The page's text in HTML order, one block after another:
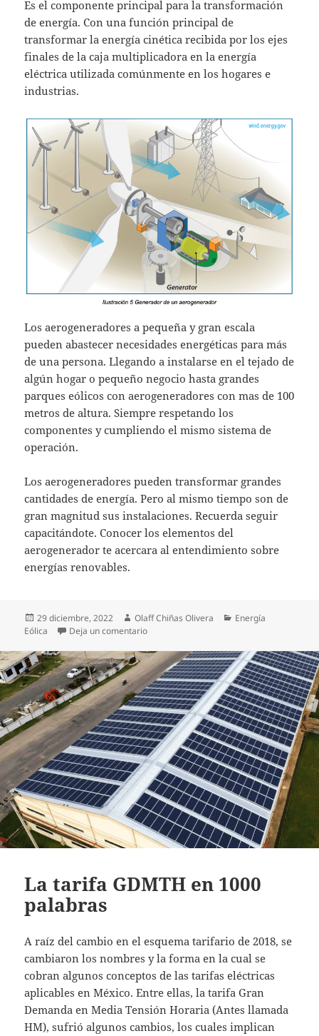
Es el componente principal para la transformación
de energía. Con una función principal de
transformar la energía cinética recibida por los ejes
finales de la caja multiplicadora en la energía
eléctrica utilizada comúnmente en los hogares e
industrias.
Los aerogeneradores a pequeña y gran escala
pueden abastecer necesidades energéticas para más
de una persona. Llegando a instalarse en el tejado de
algún hogar o pequeño negocio hasta grandes
parques eólicos con aerogeneradores con mas de 100
metros de altura. Siempre respetando los
componentes y cumpliendo el mismo sistema de
operación.
Los aerogeneradores pueden transformar grandes
cantidades de energía. Pero al mismo tiempo son de
gran magnitud sus instalaciones. Recuerda seguir
capacitándote. Conocer los elementos del
aerogenerador te acercara al entendimiento sobre
energías renovables.
Publicado
el
29 diciembre, 2022 Autor
Olaff Chiñas Olivera Categorías
Energía
Eólica
Deja un comentarioen Inspección de una turbina eólica y
La tarifa GDMTH en 1000
palabras
A raíz del cambio en el esquema tarifario de 2018, se
cambiaron los nombres y la forma en la cual se
cobran algunos conceptos de las tarifas eléctricas
aplicables en México. Entre ellas, la tarifa Gran
Demanda en Media Tensión Horaria (Antes llamada
HM), sufrió algunos cambios, los cuales implican